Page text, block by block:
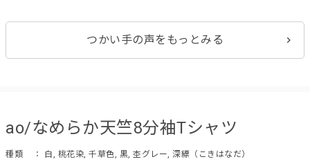
つかい手の声をもっとみる
ao/なめらか天竺8分袖Tシャツ
種類
： 白, 桃花染, 千草色, 黒, 杢グレー, 深縹（こきはなだ）